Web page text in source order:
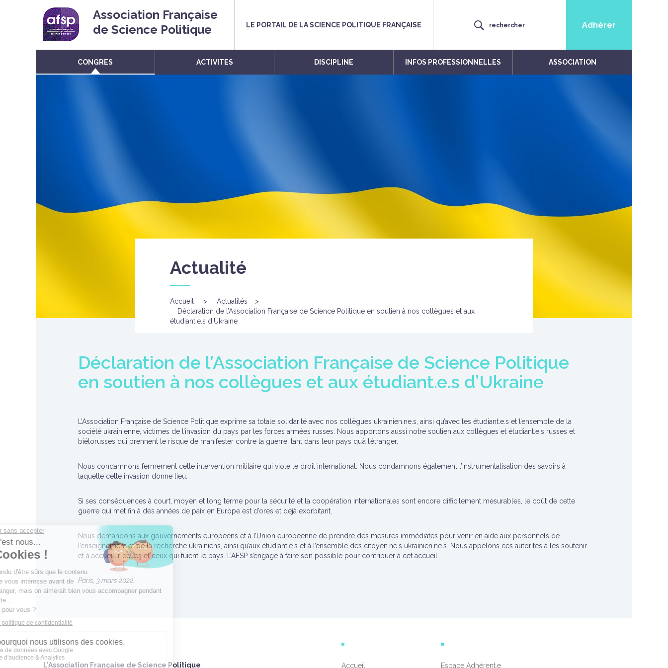
Association Française
de Science Politique
LE PORTAIL DE LA SCIENCE POLITIQUE FRANÇAISE rechercher Adhérer
CONGRES ACTIVITES DISCIPLINE INFOS PROFESSIONNELLES ASSOCIATION
Actualité
Accueil > Actualités
>
Déclaration de l’Association Française de Science Politique en soutien à nos collègues et aux
étudiant.e.s d’Ukraine
Déclaration de l’Association Française de Science Politique
en soutien à nos collègues et aux étudiant.e.s d’Ukraine
L’Association Française de Science Politique exprime sa totale solidarité avec nos collègues ukrainien.ne.s, ainsi qu’avec les étudiant.e.s et l’ensemble de la
société ukrainienne, victimes de l’invasion du pays par les forces armées russes. Nous apportons aussi notre soutien aux collègues et étudiant.e.s russes et
biélorusses qui prennent le risque de manifester contre la guerre, tant dans leur pays qu’à l’étranger.
Nous condamnons fermement cette intervention militaire qui viole le droit international. Nous condamnons également l’instrumentalisation des savoirs à
laquelle cette invasion donne lieu.
Si ses conséquences à court, moyen et long terme pour la sécurité et la coopération internationales sont encore difficilement mesurables, le coût de cette
guerre qui met fin à des années de paix en Europe est d’ores et déjà exorbitant.
Nous demandons aux gouvernements européens et à l’Union européenne de prendre des mesures immédiates pour venir en aide aux personnels de
l’enseignement et de la recherche ukrainiens, ainsi qu’aux étudiant.e.s et à l’ensemble des citoyen.ne.s ukrainien.ne.s. Nous appelons ces autorités à les soutenir
et à accueillir celles et ceux qui fuient le pays. L’AFSP s’engage à faire son possible pour contribuer à cet accueil.
Paris, 3 mars 2022.
L'Association Française de Science Politique Accueil Espace Adhérent.e